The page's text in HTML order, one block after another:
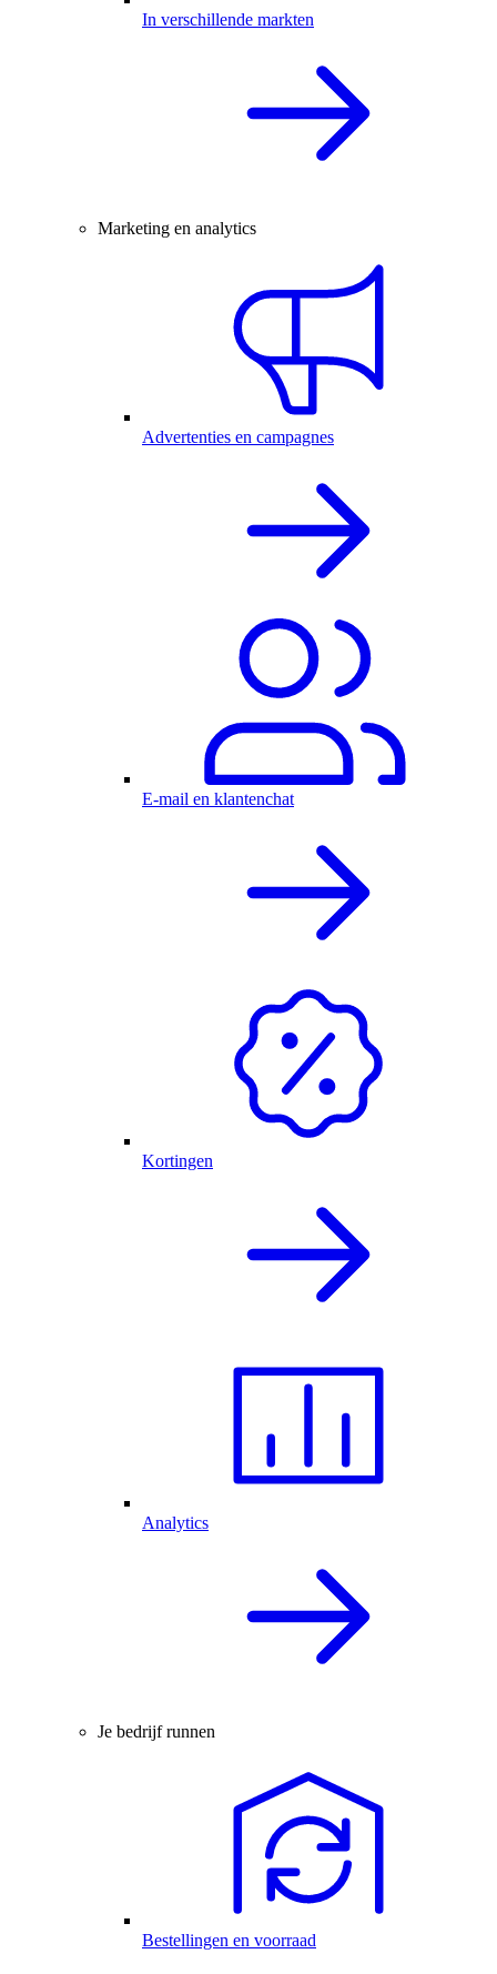
In verschillende markten
Marketing en analytics
Advertenties en campagnes
E-mail en klantenchat
Kortingen
Analytics
Je bedrijf runnen
Bestellingen en voorraad